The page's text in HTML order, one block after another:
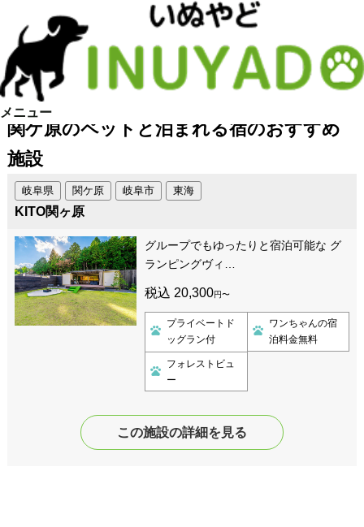
メニュー
関ケ原のペットと泊まれる宿のおすすめ
施設
岐阜市 東海
岐阜県 関ケ原
KITO関ヶ原
グループでもゆったりと宿泊可能な グ
ランピングヴィ…
税込 20,300円〜
プライベートド
ッグラン付
ワンちゃんの宿
泊料金無料
フォレストビュ
ー
この施設の詳細を見る